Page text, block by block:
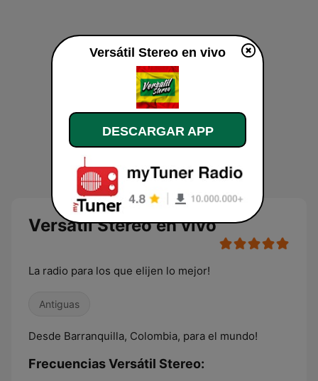
Versátil Stereo en vivo
La radio para los que elijen lo mejor!
Antiguas
Desde Barranquilla, Colombia, para el mundo!
Frecuencias Versátil Stereo:
Versátil Stereo en vivo
DESCARGAR APP